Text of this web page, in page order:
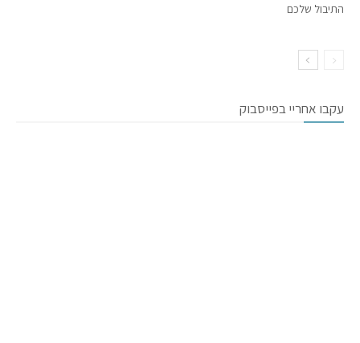
התיבול שלכם
עקבו אחריי בפייסבוק